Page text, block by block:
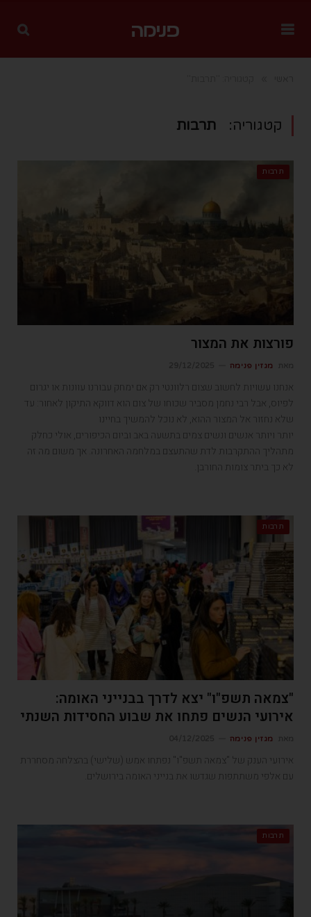
קטגוריה: תרבות
תרבות
פורצות את המצור
מגזין פנימה
אנחנו עשויות לחשוב שצום רלוונטי רק אם ימחק עבורנו עוונות או יגרום
לפיוס, אבל רבי נחמן מסביר שכוחו של צום הוא דווקא התיקון לאחור: עד
שלא נחזור אל המצור ההוא, לא נוכל להמשיך בחיינו
יותר ויותר אנשים ונשים צמים בתשעה באב וביום הכיפורים, אולי כחלק
מתהליך ההתקרבות לדת שהתעצם במלחמה האחרונה. אך משום מה זה
לא כך ביתר צומות החורבן.
תרבות
"צמאה תשפ"ו" יצא לדרך בבנייני האומה:
אירועי הנשים פתחו את שבוע החסידות השנתי
מגזין פנימה
אירועי הענק של "צמאה תשפ"ו" נפתחו אמש (שלישי) בהצלחה מסחררת
עם אלפי משתתפות שגדשו את בנייני האומה בירושלים.
תרבות